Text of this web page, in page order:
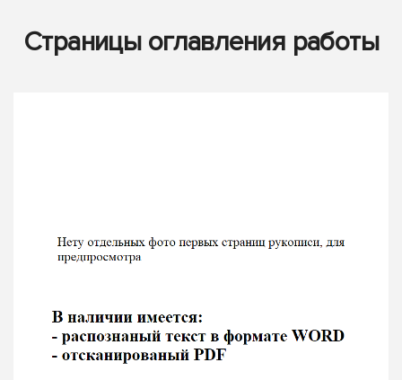
Страницы оглавления работы